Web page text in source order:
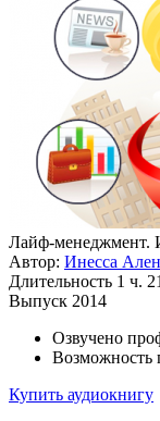
Лайф-менеджмент.
Автор: Инесса
Длительность 1 ч.
Выпуск 2014
Озвучено
Возможность
Купить аудиокнигу